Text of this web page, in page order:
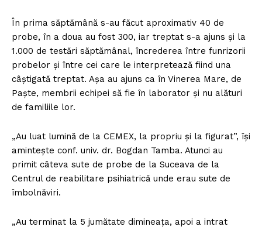
În prima săptămână s-au făcut aproximativ 40 de
probe, în a doua au fost 300, iar treptat s-a ajuns și la
1.000 de testări săptămânal, încrederea între funrizorii
probelor și între cei care le interpretează fiind una
câștigată treptat. Așa au ajuns ca în Vinerea Mare, de
Paște, membrii echipei să fie în laborator și nu alături
de familiile lor.
„Au luat lumină de la CEMEX, la propriu și la figurat”, își
amintește conf. univ. dr. Bogdan Tamba. Atunci au
primit câteva sute de probe de la Suceava de la
Centrul de reabilitare psihiatrică unde erau sute de
îmbolnăviri.
„Au terminat la 5 jumătate dimineața, apoi a intrat